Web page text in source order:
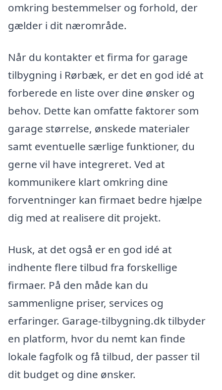
omkring bestemmelser og forhold, der
gælder i dit nærområde.
Når du kontakter et firma for garage
tilbygning i Rørbæk, er det en god idé at
forberede en liste over dine ønsker og
behov. Dette kan omfatte faktorer som
garage størrelse, ønskede materialer
samt eventuelle særlige funktioner, du
gerne vil have integreret. Ved at
kommunikere klart omkring dine
forventninger kan firmaet bedre hjælpe
dig med at realisere dit projekt.
Husk, at det også er en god idé at
indhente flere tilbud fra forskellige
firmaer. På den måde kan du
sammenligne priser, services og
erfaringer. Garage-tilbygning.dk tilbyder
en platform, hvor du nemt kan finde
lokale fagfolk og få tilbud, der passer til
dit budget og dine ønsker.